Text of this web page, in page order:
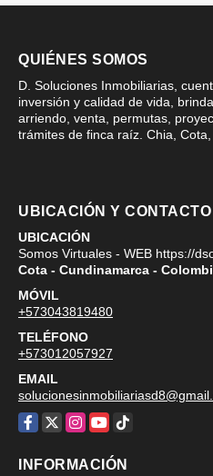
QUIÉNES SOMOS
D. Soluciones Inmobiliarias,
inversión y calidad de vida,
arriendo, venta, permutas,
trámites de finca raíz. Chia,
UBICACIÓN Y CONTACTO
UBICACIÓN
Somos Virtuales - WEB https://
Cota - Cundinamarca -
MÓVIL
+573043819480
TELÉFONO
+573012057927
EMAIL
Facebook
X Instagram
YouTube
TikTok
INFORMACIÓN